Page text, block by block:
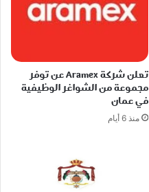
تعلن شركة Aramex عن توفر
مجموعة من الشواغر الوظيفية
في عمان
منذ 6 أيام